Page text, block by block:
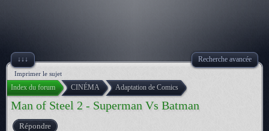
↓↓↓ Recherche avancée
Imprimer le sujet
Index du forum CINÉMA Adaptation de Comics
Man of Steel 2 - Superman Vs Batman
Répondre